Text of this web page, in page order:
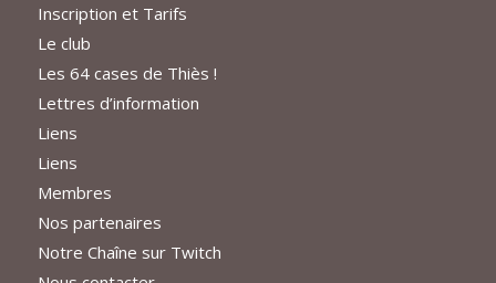
Inscription et Tarifs
Le club
Les 64 cases de Thiès !
Lettres d’information
Liens
Liens
Membres
Nos partenaires
Notre Chaîne sur Twitch